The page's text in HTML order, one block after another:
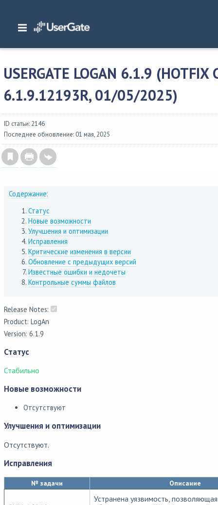
Главная/ Описание версий/UserGate 6.x
6.1.9 (hotfix сборка 6.1.9.12193R, 01/05/2025)
USERGATE LOGAN 6.1.9
6.1.9.12193R, 01/05/2025)
ID статьи: 2146
Последнее обновление: 01 мая, 2025
Содержание:
Статус
Новые возможности
Улучшения и оптимизации
Исправления
Критические изменения в версии
Обновление с предыдущих версий
Известные ошибки и недочеты
Контрольные суммы файлов
Release Notes:
Product: LogAn
Version: 6.1.9
Статус
Стабильно
Новые возможности
Отсутствуют
Улучшения и оптимизации
Отсутствуют.
Исправления
№ задачи Описание
Устранена уязвимость,